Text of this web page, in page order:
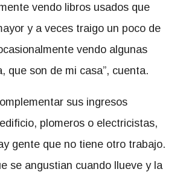
vendo libros usados que
y a veces traigo un poco de
vendo algunas
que son de mi casa”, cuenta.
sus ingresos
plomeros o electricistas,
gente que no tiene otro trabajo.
se angustian cuando llueve y la